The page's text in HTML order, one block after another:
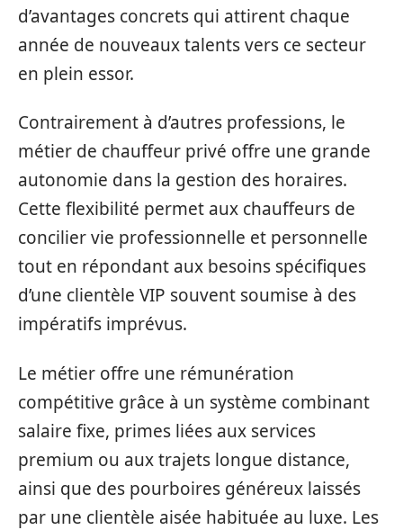
d’avantages concrets qui attirent chaque
année de nouveaux talents vers ce secteur
en plein essor.
Contrairement à d’autres professions, le
métier de chauffeur privé offre une grande
autonomie dans la gestion des horaires.
Cette flexibilité permet aux chauffeurs de
concilier vie professionnelle et personnelle
tout en répondant aux besoins spécifiques
d’une clientèle VIP souvent soumise à des
impératifs imprévus.
Le métier offre une rémunération
compétitive grâce à un système combinant
salaire fixe, primes liées aux services
premium ou aux trajets longue distance,
ainsi que des pourboires généreux laissés
par une clientèle aisée habituée au luxe. Les